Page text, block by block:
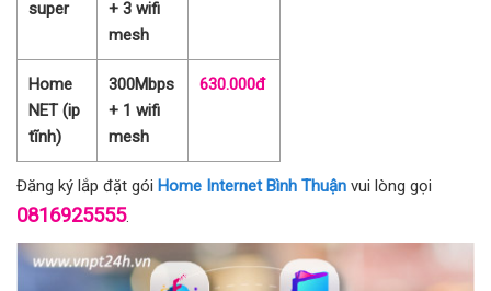
super
+ 3 wifi
mesh
Home
NET (ip
tĩnh)
300Mbps
+ 1 wifi
mesh
630.000đ
Đăng ký lắp đặt gói Home Internet Bình Thuận vui lòng gọi
0816925555.